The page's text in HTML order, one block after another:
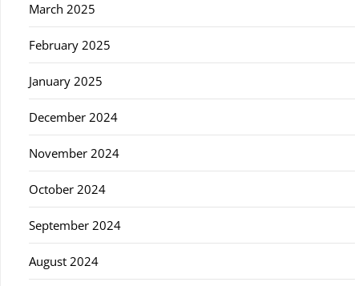
March 2025
February 2025
January 2025
December 2024
November 2024
October 2024
September 2024
August 2024